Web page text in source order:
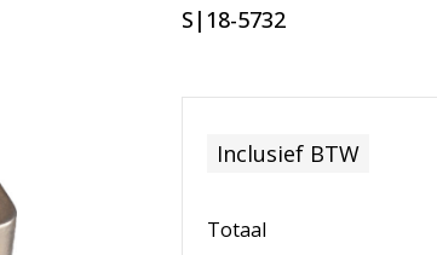
S|18-5732
Inclusief BTW
Totaal